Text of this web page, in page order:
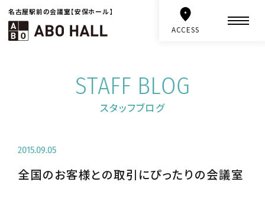
名古屋駅前の会議室【安保ホール】
ACCESS
スタッフブログ
STAFF BLOG
全国のお客様との取引にぴったりの会議室
2015.09.05